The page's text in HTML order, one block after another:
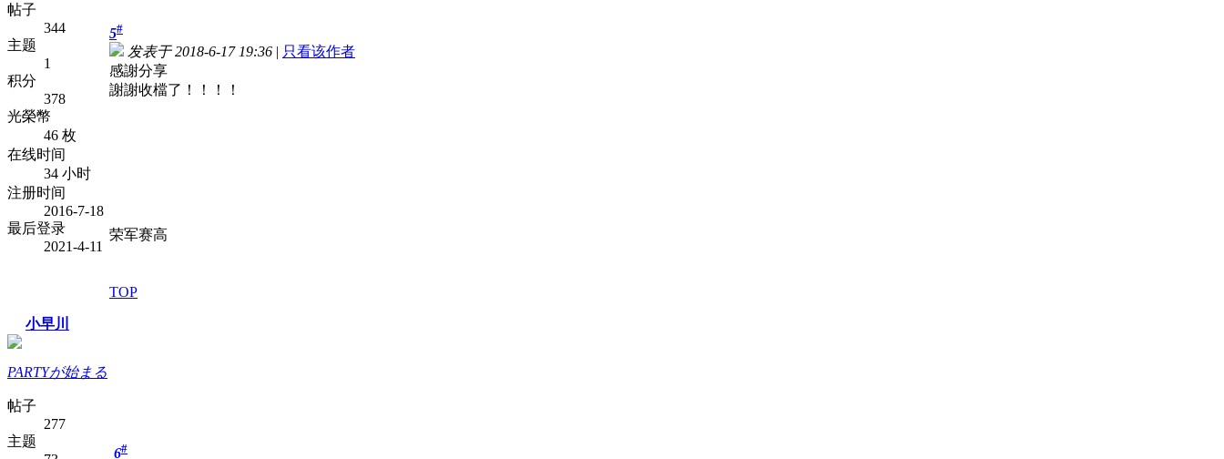
帖子
344
主题
1
积分
378
光榮幣
46 枚
在线时间
34 小时
注册时间
2016-7-18
最后登录
2021-4-11
5#
发表于 2018-6-17 19:36 | 只看该作者
感謝分享
謝謝收檔了！！！！
荣军赛高
TOP
小早川
PARTYが始まる
帖子
277
主题
6#